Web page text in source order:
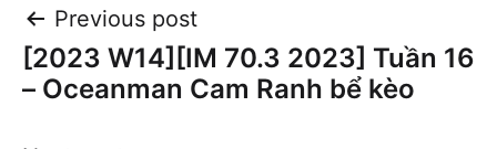
Post
navigation
Previous post
[2023 W14][IM 70.3 2023] Tuần 16
– Oceanman Cam Ranh bể kèo